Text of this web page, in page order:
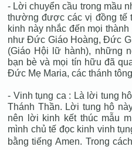
- Lời chuyển cầu trong mầu
thường được các vị đồng tế
kinh này nhắc đến mọi
như Đức Giáo Hoàng, Đức
(Giáo Hội lữ hành), những
bạn bè và mọi tín hữu đã
Đức Mẹ Maria, các thánh
- Vinh tụng ca : Là lời tung
Thánh Thần. Lời tung hô
nên lời kinh kết thúc mẫu
mình chủ tế đọc kinh vinh
bằng tiếng Amen. Trong